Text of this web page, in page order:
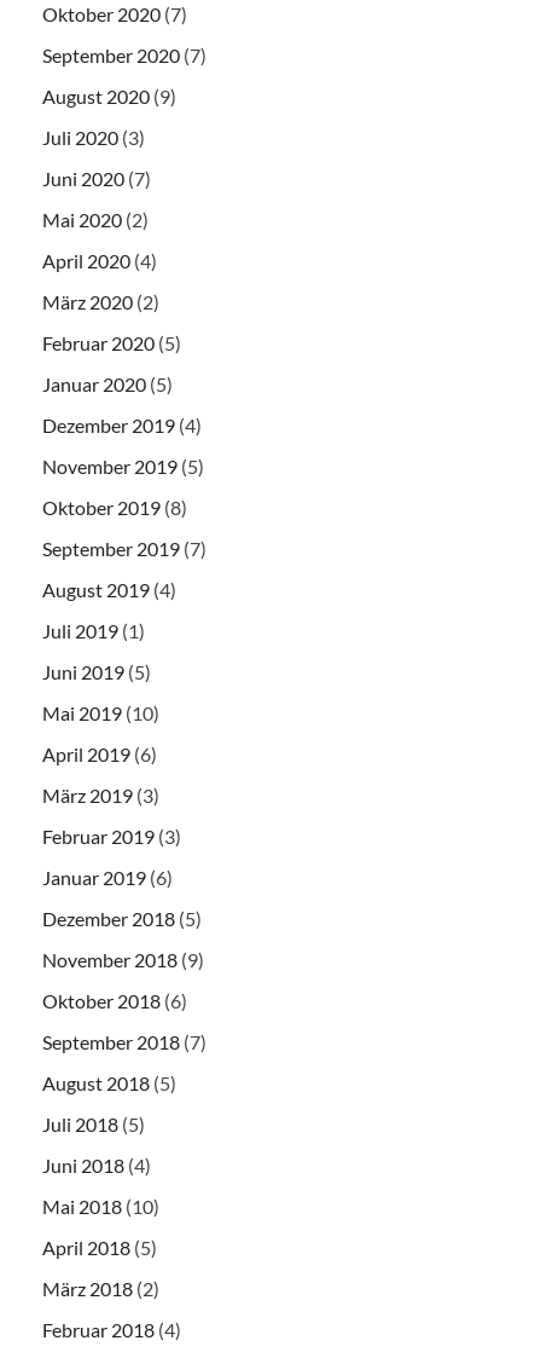
Oktober 2020 (7)
September 2020 (7)
August 2020 (9)
Juli 2020 (3)
Juni 2020 (7)
Mai 2020 (2)
April 2020 (4)
März 2020 (2)
Februar 2020 (5)
Januar 2020 (5)
Dezember 2019 (4)
November 2019 (5)
Oktober 2019 (8)
September 2019 (7)
August 2019 (4)
Juli 2019 (1)
Juni 2019 (5)
Mai 2019 (10)
April 2019 (6)
März 2019 (3)
Februar 2019 (3)
Januar 2019 (6)
Dezember 2018 (5)
November 2018 (9)
Oktober 2018 (6)
September 2018 (7)
August 2018 (5)
Juli 2018 (5)
Juni 2018 (4)
Mai 2018 (10)
April 2018 (5)
März 2018 (2)
Februar 2018 (4)